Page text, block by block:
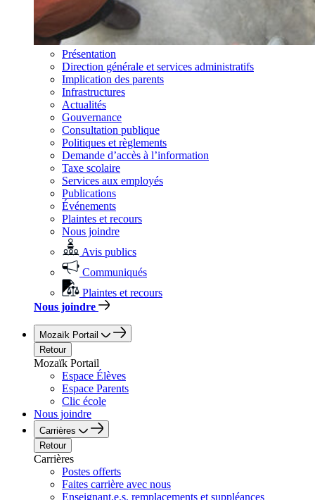
Présentation
Direction générale et services administratifs
Implication des parents
Infrastructures
Actualités
Gouvernance
Consultation publique
Politiques et règlements
Demande d’accès à l’information
Taxe scolaire
Services aux employés
Publications
Événements
Plaintes et recours
Nous joindre
Avis publics
Communiqués
Plaintes et recours
Nous joindre
Mozaïk Portail
Retour
Mozaïk Portail
Espace Élèves
Espace Parents
Clic école
Nous joindre
Carrières
Retour
Carrières
Postes offerts
Faites carrière avec nous
Enseignant.e.s, remplacements et suppléances